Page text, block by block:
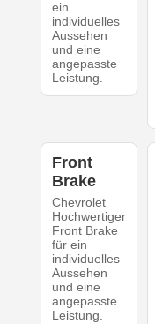
ein
individuelles
Aussehen
und eine
angepasste
Leistung.
Front
Brake
Chevrolet
Hochwertiger
Front Brake
für ein
individuelles
Aussehen
und eine
angepasste
Leistung.